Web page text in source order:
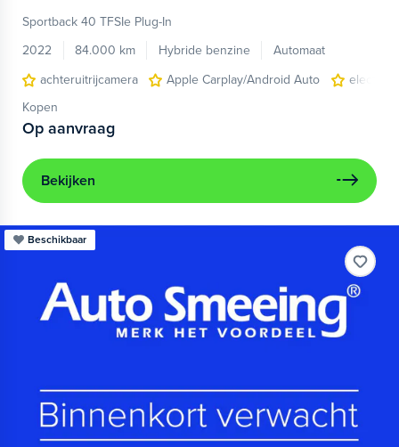
Sportback 40 TFSIe Plug-In
2022
84.000 km Hybride benzine
Automaat
achteruitrijcamera
Apple Carplay/Android Auto
Kopen
Op aanvraag
Bekijken
Beschikbaar